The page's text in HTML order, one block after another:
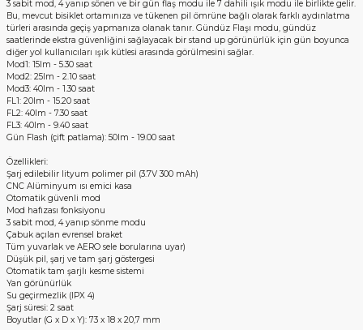
3 sabit mod, 4 yanıp sönen ve bir gün flaş modu ile 7 dahili ışık modu ile birlikte gelir.
Bu, mevcut bisiklet ortamınıza ve tükenen pil ömrüne bağlı olarak farklı aydınlatma
türleri arasında geçiş yapmanıza olanak tanır. Gündüz Flaşı modu, gündüz
saatlerinde ekstra güvenliğini sağlayacak bir stand up görünürlük için gün boyunca
diğer yol kullanıcıları ışık kütlesi arasında görülmesini sağlar.
Mod1: 15lm - 5.30 saat
Mod2: 25lm - 2.10 saat
Mod3: 40lm - 1.30 saat
FL1: 20lm - 15.20 saat
FL2: 40lm - 7.30 saat
FL3: 40lm - 9.40 saat
Gün Flash (çift patlama): 50lm - 19.00 saat
Özellikleri:
Şarj edilebilir lityum polimer pil (3.7V 300 mAh)
CNC Alüminyum ısı emici kasa
Otomatik güvenli mod
Mod hafızası fonksiyonu
3 sabit mod, 4 yanıp sönme modu
Çabuk açılan evrensel braket
Tüm yuvarlak ve AERO sele borularına uyar)
Düşük pil, şarj ve tam şarj göstergesi
Otomatik tam şarjlı kesme sistemi
Yan görünürlük
Su geçirmezlik (IPX 4)
Şarj süresi: 2 saat
Boyutlar (G x D x Y): 73 x 18 x 20,7 mm